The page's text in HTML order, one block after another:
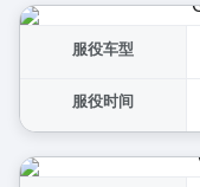
服役车型
服役时间